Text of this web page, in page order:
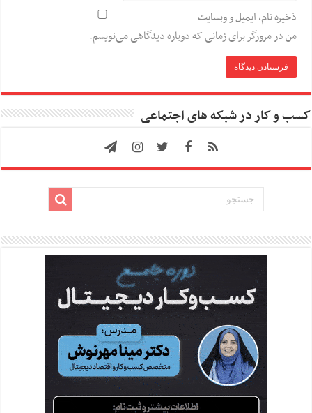
ذخیره نام، ایمیل و وبسایت
من در مرورگر برای زمانی که دوباره دیدگاهی می‌نویسم.
کسب و کار در شبکه های اجتماعی